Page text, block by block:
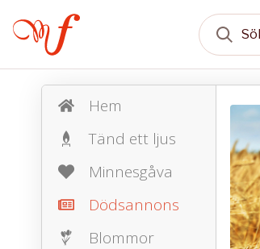
Hem
Tänd ett ljus
Minnesgåva
Dödsannons
Blommor